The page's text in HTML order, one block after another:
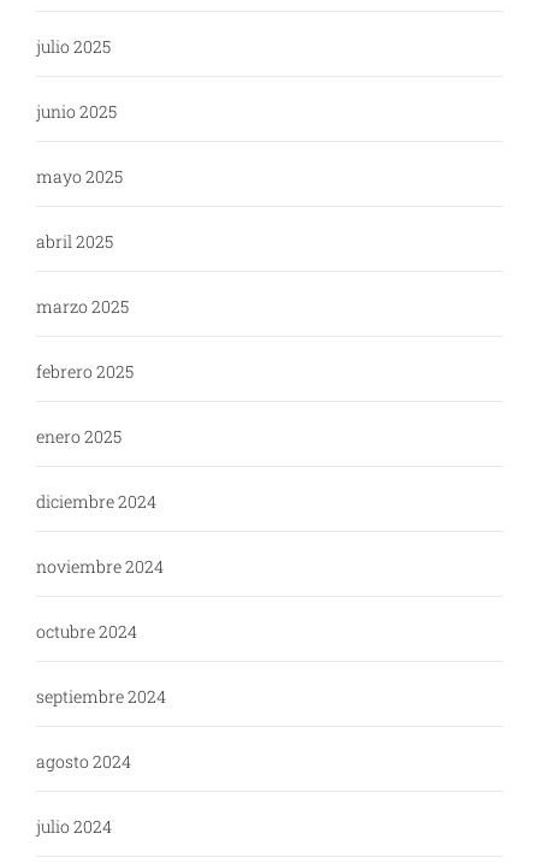
julio 2025
junio 2025
mayo 2025
abril 2025
marzo 2025
febrero 2025
enero 2025
diciembre 2024
noviembre 2024
octubre 2024
septiembre 2024
agosto 2024
julio 2024